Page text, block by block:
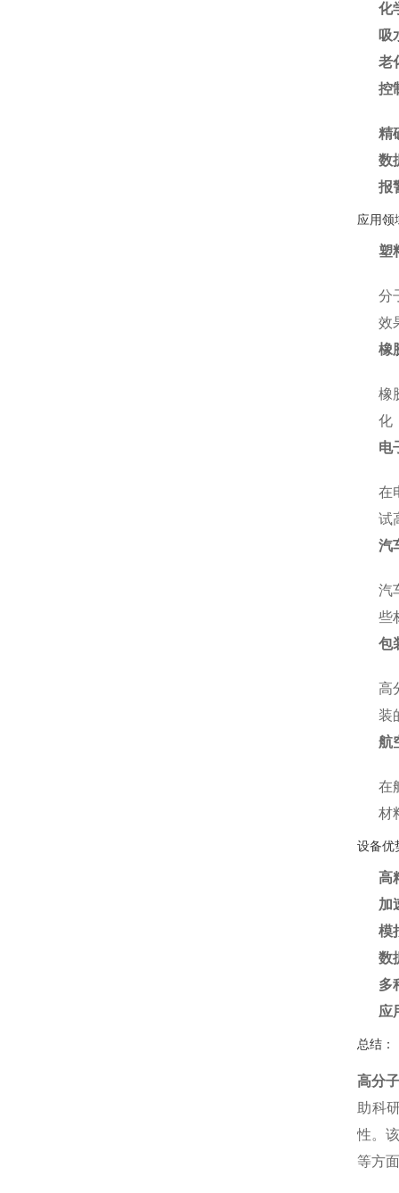
化
吸
老
控
精
数
报
应用领
塑
分
效
橡
橡
化
电
在
试
汽
汽
些
包
高
装
航
在
材
设备优
高
加
模
数
多
应
总结：
高分
助科
性。
等方